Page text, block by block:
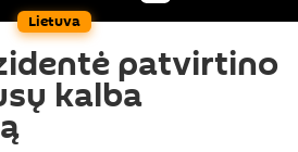
Lietuva
patvirtino
kalba